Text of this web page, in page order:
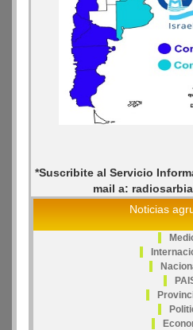
*Suscribite al Servicio
mail a:
Noticias